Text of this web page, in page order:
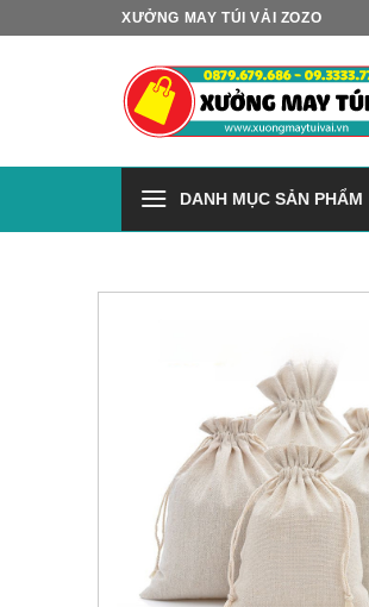
XƯỞNG MAY TÚI VẢI ZOZO
DANH MỤC SẢN PHẨM